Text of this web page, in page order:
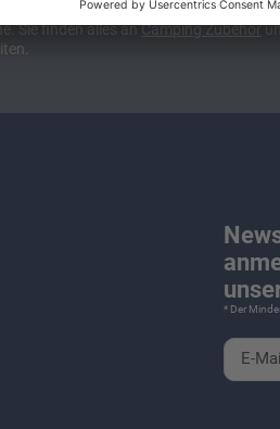
und Caravaning!
Sie finden alles anCampingZubehör
* Der